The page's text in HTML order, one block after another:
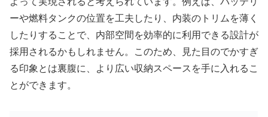
ーや燃料タンクの位置を工夫したり、内装のトリムを薄く
したりすることで、内部空間を効率的に利用できる設計が
採用されるかもしれません。このため、見た目のでかすぎ
る印象とは裏腹に、より広い収納スペースを手に入れるこ
とができます。